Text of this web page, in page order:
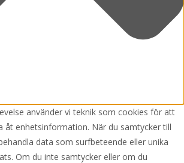
använder vi teknik som cookies för att
åt enhetsinformation. När du samtycker till
data som surfbeteende eller unika
Om du inte samtycker eller om du